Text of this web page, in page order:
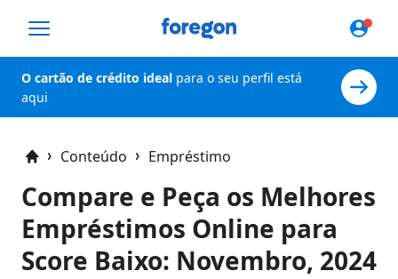
Foregon.com
O cartão de crédito ideal para o seu perfil está
aqui
HomeConteúdo Empréstimo
Compare e Peça os Melhores
Empréstimos Online para
Score Baixo: Novembro, 2024